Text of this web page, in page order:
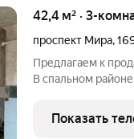
42,4 м² · 3-
проспект Мира,
Предлагаем к
В спальном
стойка, -замена
требует
Показать